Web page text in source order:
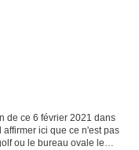
de ce 6 février 2021 dans
ici que ce n'est pas
ou le bureau ovale le